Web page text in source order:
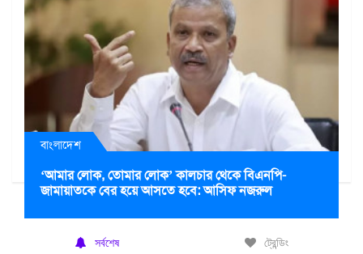
বাংলাদেশ
‘আমার লোক, তোমার লোক’ কালচার থেকে বিএনপি-
জামায়াতকে বের হয়ে আসতে হবে: আসিফ নজরুল
সর্বশেষ ট্রেন্ডিং